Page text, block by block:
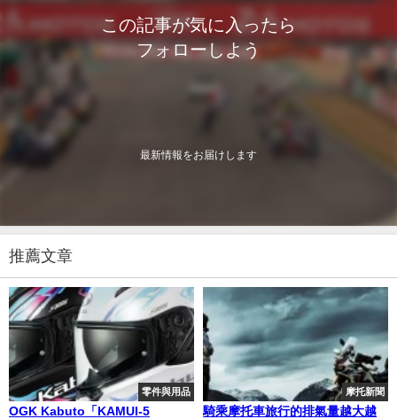
この記事が気に入ったら
フォローしよう
最新情報をお届けします
推薦文章
零件與用品
OGK Kabuto「KAMUI-5
摩托新聞
騎乘摩托車旅行的排氣量越大越